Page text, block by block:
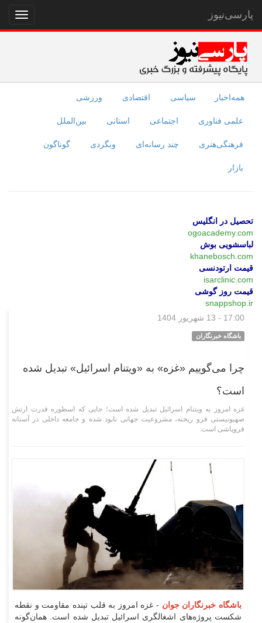
نمایش
منو
پارسی‌نیوز
همه‌اخبار سیاسی اقتصادی ورزشی
علمی فناوری اجتماعی استانی بین‌الملل
فرهنگی‌هنری چند رسانه‌ای وبگردی گوناگون
بازار
تحصیل در انگلیس
ogoacademy.com
لباسشویی بوش
khanebosch.com
قیمت ارتودنسی
isarclinic.com
قیمت روز گوشی
snappshop.ir
17:00 - 13 شهریور 1404
باشگاه خبرنگاران
چرا می‌گوییم «غزه» به «ویتنام اسرائیل» تبدیل شده
است؟
غزه امروز به ویتنام اسرائیل تبدیل شده است؛ جایی که اسطوره قدرت ارتش
صهیونیستی فرو ریخته، مشروعیت جهانی نابود شده و جامعه داخلی در آستانه
فروپاشی است.
باشگاه خبرنگاران جوان - غزه امروز به قلب تپنده مقاومت و نقطه
شکست پروژه‌های اشغالگری اسرائیل تبدیل شده است. همان‌گونه